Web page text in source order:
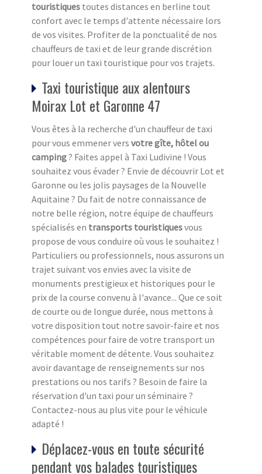
touristiques toutes distances en berline tout
confort avec le temps d'attente nécessaire lors
de vos visites. Profiter de la ponctualité de nos
chauffeurs de taxi et de leur grande discrétion
pour louer un taxi touristique pour vos trajets.
Taxi touristique aux alentours
Moirax Lot et Garonne 47
Vous êtes à la recherche d'un chauffeur de taxi
pour vous emmener vers votre gîte, hôtel ou
camping? Faites appel à Taxi Ludivine ! Vous
souhaitez vous évader ? Envie de découvrir Lot et
Garonne ou les jolis paysages de la Nouvelle
Aquitaine ? Du fait de notre connaissance de
notre belle région, notre équipe de chauffeurs
spécialisés en transports touristiquesvous
propose de vous conduire où vous le souhaitez !
Particuliers ou professionnels, nous assurons un
trajet suivant vos envies avec la visite de
monuments prestigieux et historiques pour le
prix de la course convenu à l'avance... Que ce soit
de courte ou de longue durée, nous mettons à
votre disposition tout notre savoir-faire et nos
compétences pour faire de votre transport un
véritable moment de détente. Vous souhaitez
avoir davantage de renseignements sur nos
prestations ou nos tarifs ? Besoin de faire la
réservation d'un taxi pour un séminaire ?
Contactez-nous au plus vite pour le véhicule
adapté !
Déplacez-vous en toute sécurité
pendant vos balades touristiques